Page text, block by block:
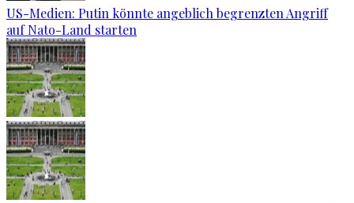
US-Medien: Putin könnte angeblich begrenzten Angriff
auf Nato-Land starten